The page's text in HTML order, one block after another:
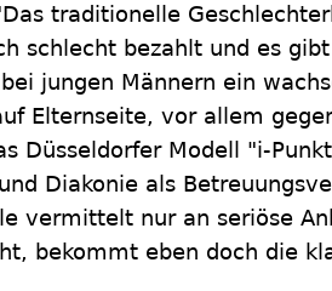
traditionelle
schlecht bezahlt und es
jungen Männern ein
Elternseite, vor allem
Düsseldorfer Modell "i-
Diakonie als
vermittelt nur an seriöse
bekommt eben doch die